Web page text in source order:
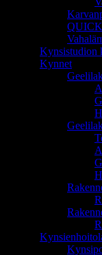
Kynsistudion
Kynnet